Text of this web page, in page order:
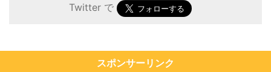
Twitter で
スポンサーリンク